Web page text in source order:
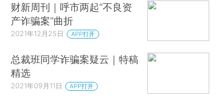
财新周刊｜呼市两起“不良资
产诈骗案”曲折
2021年12月25日 APP打开
总裁班同学诈骗案疑云｜特稿
精选
2021年09月11日 APP打开